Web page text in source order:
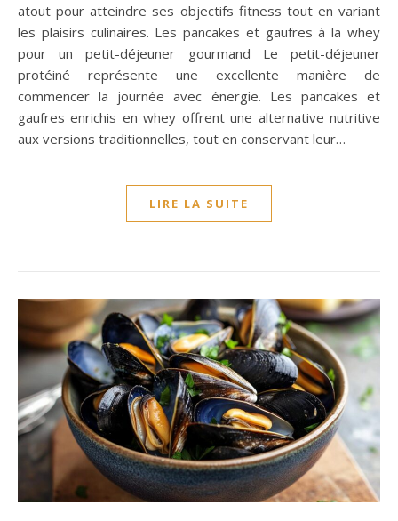
atout pour atteindre ses objectifs fitness tout en variant
les plaisirs culinaires. Les pancakes et gaufres à la whey
pour un petit-déjeuner gourmand Le petit-déjeuner
protéiné représente une excellente manière de
commencer la journée avec énergie. Les pancakes et
gaufres enrichis en whey offrent une alternative nutritive
aux versions traditionnelles, tout en conservant leur…
LIRE LA SUITE